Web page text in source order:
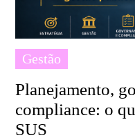
Gestão
Planejamento,
compliance: o
SUS